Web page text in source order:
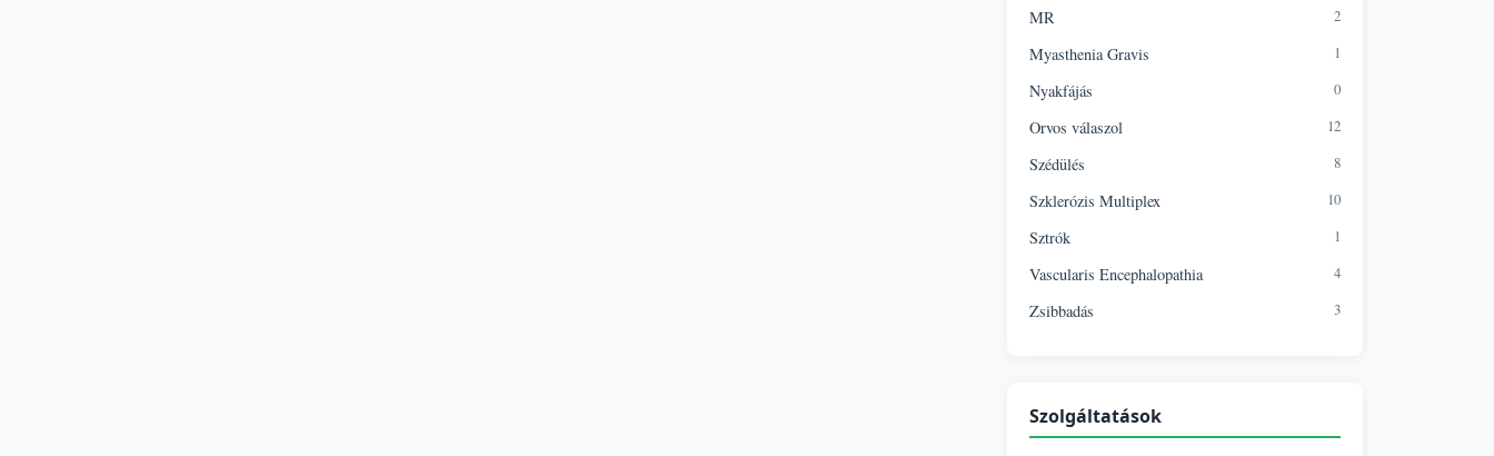
MR 2
Myasthenia Gravis 1
Nyakfájás 0
Orvos válaszol 12
Szédülés 8
Szklerózis Multiplex 10
Sztrók 1
Vascularis Encephalopathia 4
Zsibbadás 3
Szolgáltatások